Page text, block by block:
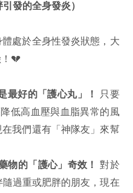
發的全身發炎）
處於全身性發炎狀態，大
💔
最好的「護心丸」！
只要
低高血壓與血脂異常的風
我們還有「神隊友」來幫
物的「護心」奇效！
對於
過重或肥胖的朋友，現在